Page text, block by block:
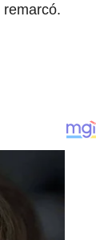
remarcó.